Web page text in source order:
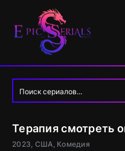
Терапия смотреть
2023, США, Комедия